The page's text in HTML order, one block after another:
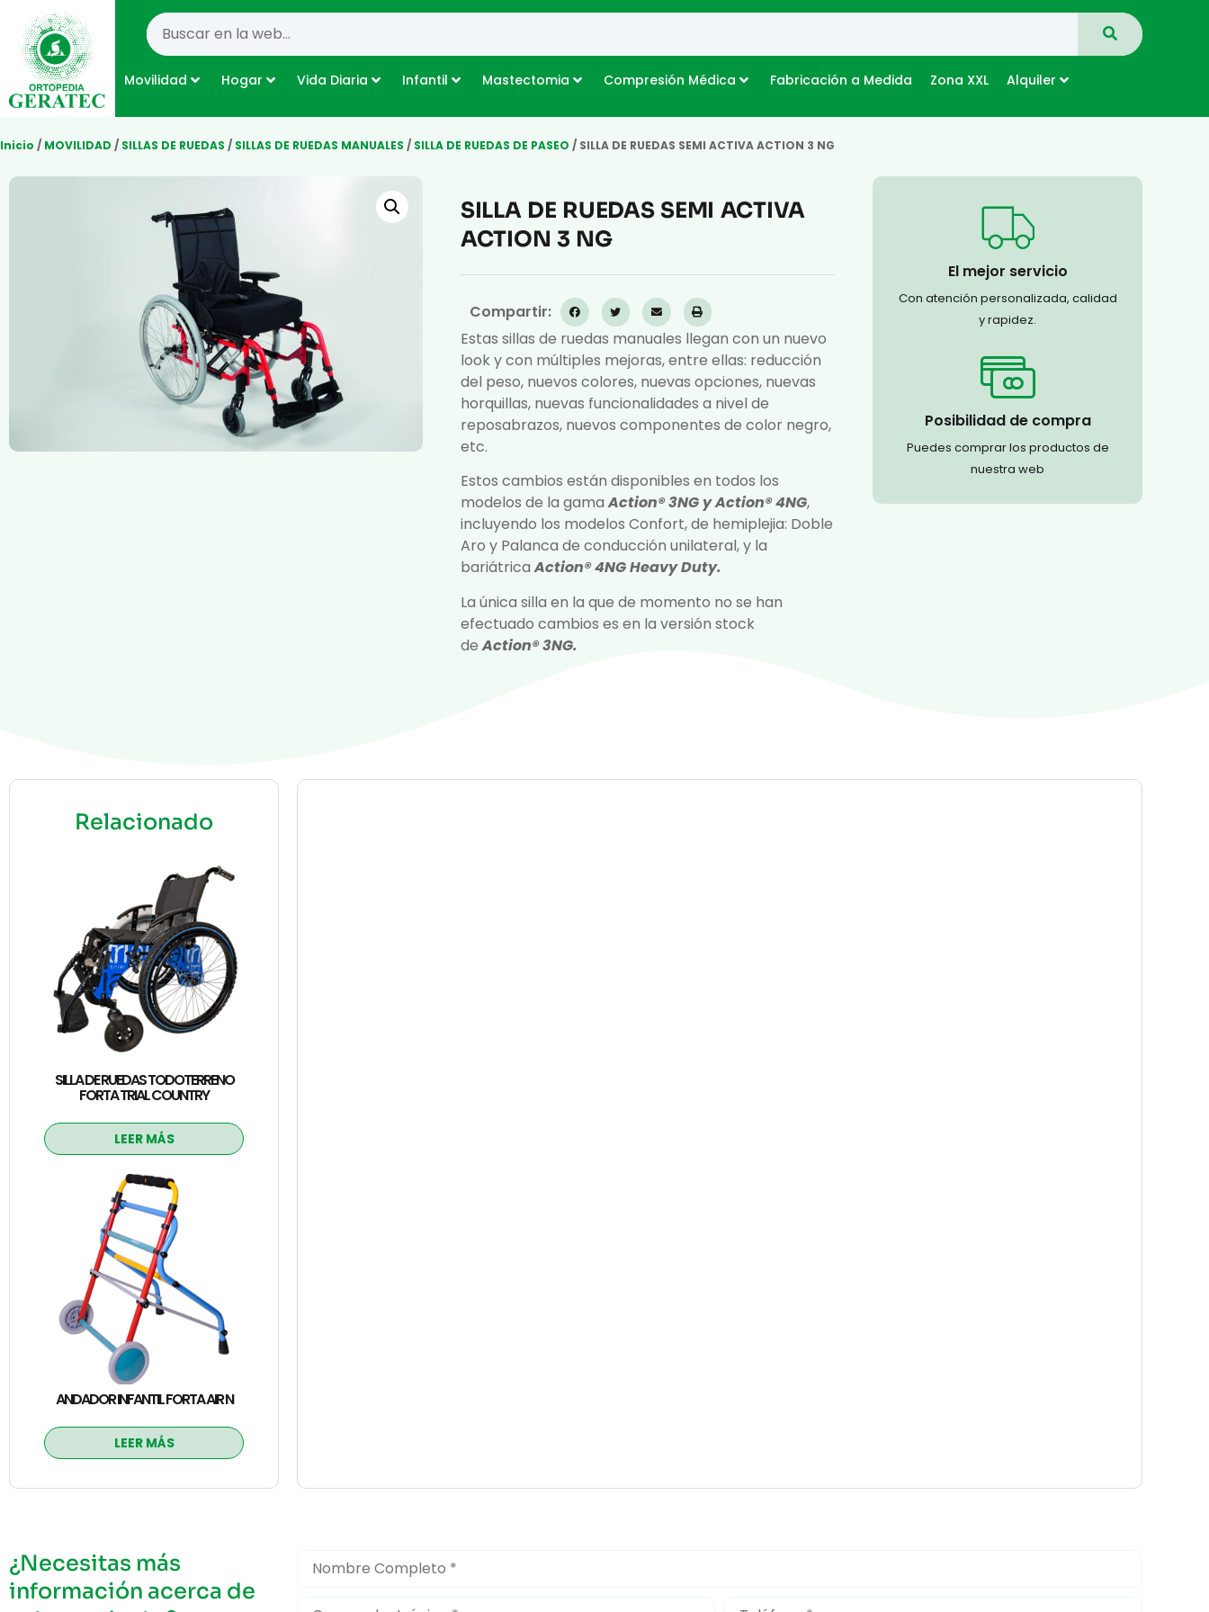
Movilidad Hogar Vida Diaria Infantil Mastectomia Compresión Médica Fabricación a Medida Zona XXL Alquiler
Inicio / MOVILIDAD / SILLAS DE RUEDAS / SILLAS DE RUEDAS MANUALES / SILLA DE RUEDAS DE PASEO / SILLA DE RUEDAS SEMI ACTIVA ACTION 3 NG
SILLA DE RUEDAS SEMI ACTIVA
ACTION 3 NG
Compartir:
Estas sillas de ruedas manuales llegan con un nuevo
look y con múltiples mejoras, entre ellas: reducción
del peso, nuevos colores, nuevas opciones, nuevas
horquillas, nuevas funcionalidades a nivel de
reposabrazos, nuevos componentes de color negro,
etc.
Estos cambios están disponibles en todos los
modelos de la gamaAction® 3NG y Action® 4NG,
incluyendo los modelos Confort, de hemiplejia: Doble
Aro y Palanca de conducción unilateral, y la
bariátricaAction® 4NG Heavy Duty.
La única silla en la que de momento no se han
efectuado cambios es en la versión stock
deAction® 3NG.
El mejor servicio
Con atención personalizada, calidad
y rapidez.
Posibilidad de compra
Puedes comprar los productos de
nuestra web
Relacionado
SILLA DE RUEDAS TODOTERRENO
FORTA TRIAL COUNTRY
LEER MÁS
ANDADOR INFANTIL FORTA AIR N
LEER MÁS
¿Necesitas más
información acerca de